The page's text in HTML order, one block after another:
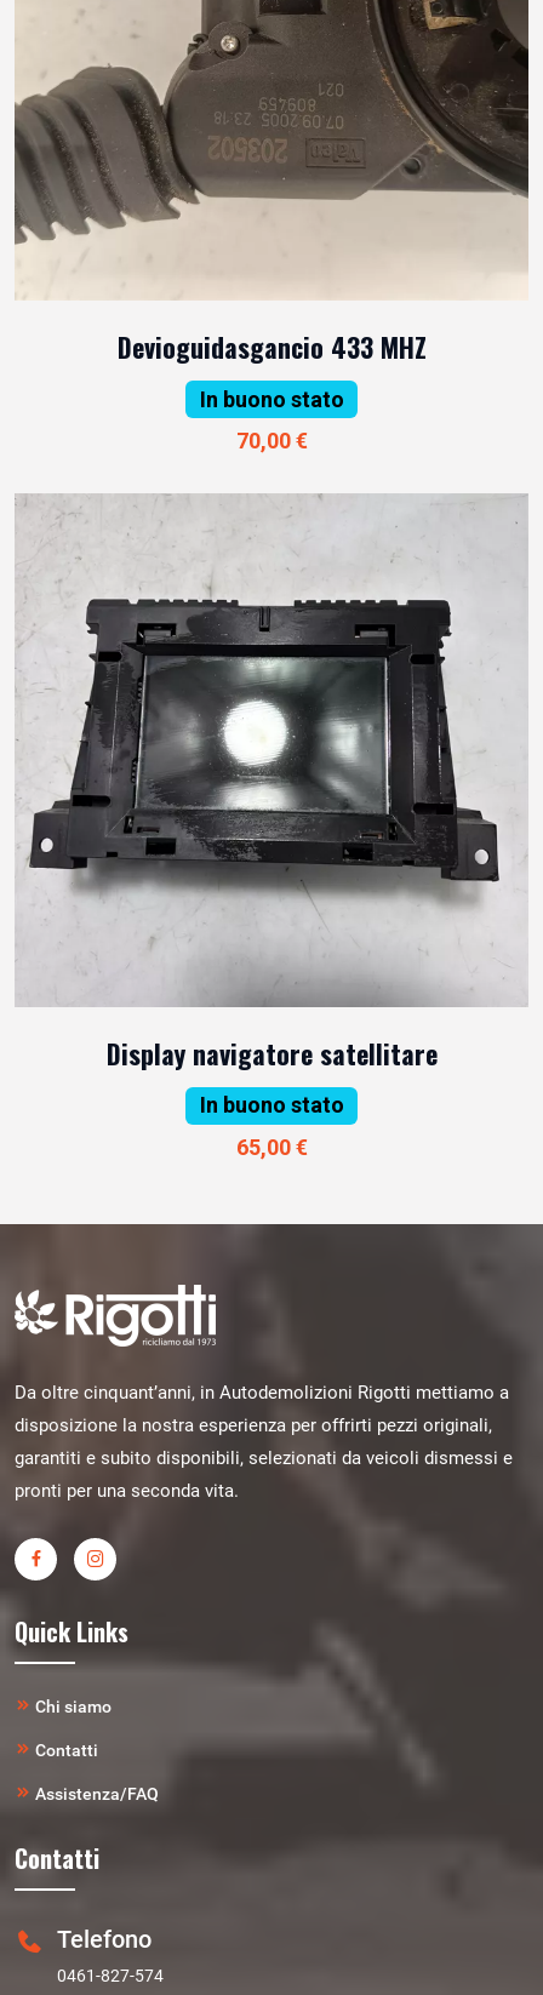
Devioguidasgancio 433 MHZ
In buono stato
70,00 €
Display navigatore satellitare
In buono stato
65,00 €
Da oltre cinquant’anni, in Autodemolizioni Rigotti mettiamo a
disposizione la nostra esperienza per offrirti pezzi originali,
garantiti e subito disponibili, selezionati da veicoli dismessi e
pronti per una seconda vita.
Quick Links
Chi siamo
Contatti
Assistenza/FAQ
Contatti
Telefono
0461-827-574